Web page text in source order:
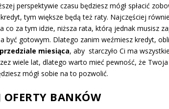
perspektywie czasu będziesz mógł spłacić
tym większe będą też raty. Najczęściej
co za tym idzie, niższa rata, którą jednak musisz
być gotowym. Dlatego zanim weźmiesz kredyt,
miesiąca, aby starczyło Ci ma
wiele lat, dlatego warto mieć pewność, że
mógł sobie na to pozwolić.
OFERTY BANKÓW